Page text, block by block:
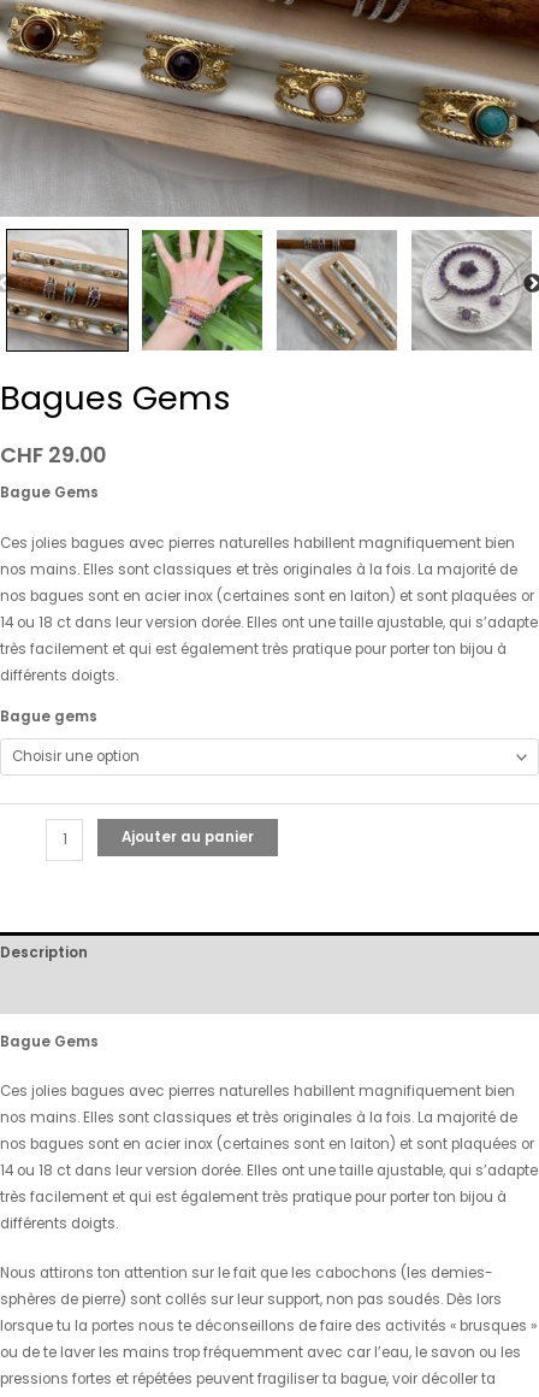
Bagues Gems
CHF 29.00
Bague Gems
Ces jolies bagues avec pierres naturelles habillent magnifiquement bien
nos mains. Elles sont classiques et très originales à la fois. La majorité de
nos bagues sont en acier inox (certaines sont en laiton) et sont plaquées or
14 ou 18 ct dans leur version dorée. Elles ont une taille ajustable, qui s’adapte
très facilement et qui est également très pratique pour porter ton bijou à
différents doigts.
Bague gems
Ajouter au panier
Description
Bague Gems
Ces jolies bagues avec pierres naturelles habillent magnifiquement bien
nos mains. Elles sont classiques et très originales à la fois. La majorité de
nos bagues sont en acier inox (certaines sont en laiton) et sont plaquées or
14 ou 18 ct dans leur version dorée. Elles ont une taille ajustable, qui s’adapte
très facilement et qui est également très pratique pour porter ton bijou à
différents doigts.
Nous attirons ton attention sur le fait que les cabochons (les demies-
sphères de pierre) sont collés sur leur support, non pas soudés. Dès lors
lorsque tu la portes nous te déconseillons de faire des activités « brusques »
ou de te laver les mains trop fréquemment avec car l’eau, le savon ou les
pressions fortes et répétées peuvent fragiliser ta bague, voir décoller ta